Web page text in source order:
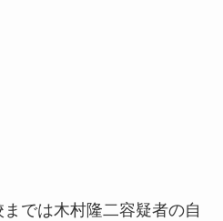
では木村隆二容疑者の自